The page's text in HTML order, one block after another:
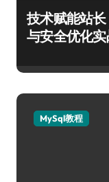
技术赋能站
与安全优化
MySql教程